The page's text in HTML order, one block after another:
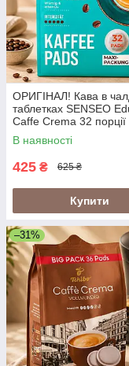
ОРИГІНАЛ! Кава в
таблетках SENSEO
Caffe Crema 32 порції
(Сенсео монодози 62
насичена кава)
В наявності
425 ₴ 625 ₴
Купити
–31%